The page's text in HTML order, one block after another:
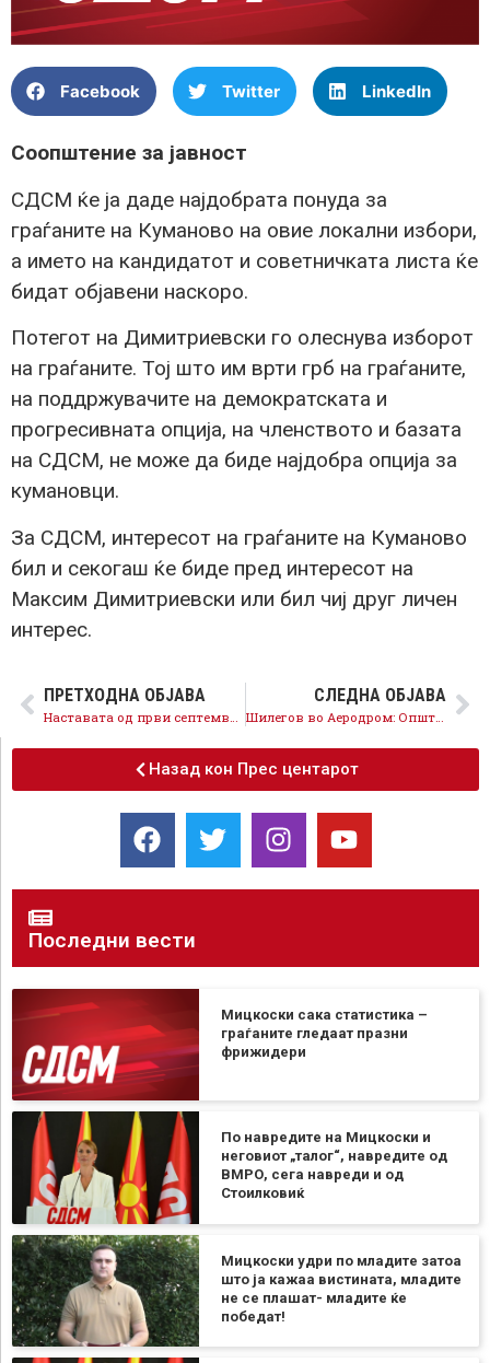
Facebook Twitter LinkedIn
Соопштение за јавност
СДСМ ќе ја даде најдобрата понуда за
граѓаните на Куманово на овие локални избори,
а името на кандидатот и советничката листа ќе
бидат објавени наскоро.
Потегот на Димитриевски го олеснува изборот
на граѓаните. Тој што им врти грб на граѓаните,
на поддржувачите на демократската и
прогресивната опција, на членството и базата
на СДСМ, не може да биде најдобра опција за
кумановци.
За СДСМ, интересот на граѓаните на Куманово
бил и секогаш ќе биде пред интересот на
Максим Димитриевски или бил чиј друг личен
интерес.
ПРЕТХОДНА ОБЈАВА СЛЕДНА ОБЈАВА
Шилегов во Аеродром: Општината се развива со забрзано темпо, новите проекти ги дефинираме заедно со граѓаните
Назад кон Прес центарот
Последни вести
Мицкоски сака статистика –
граѓаните гледаат празни
фрижидери
По навредите на Мицкоски и
неговиот „талог“, навредите од
ВМРО, сега навреди и од
Стоилковиќ
Мицкоски удри по младите затоа
што ја кажаа вистината, младите
не се плашат- младите ќе
победат!